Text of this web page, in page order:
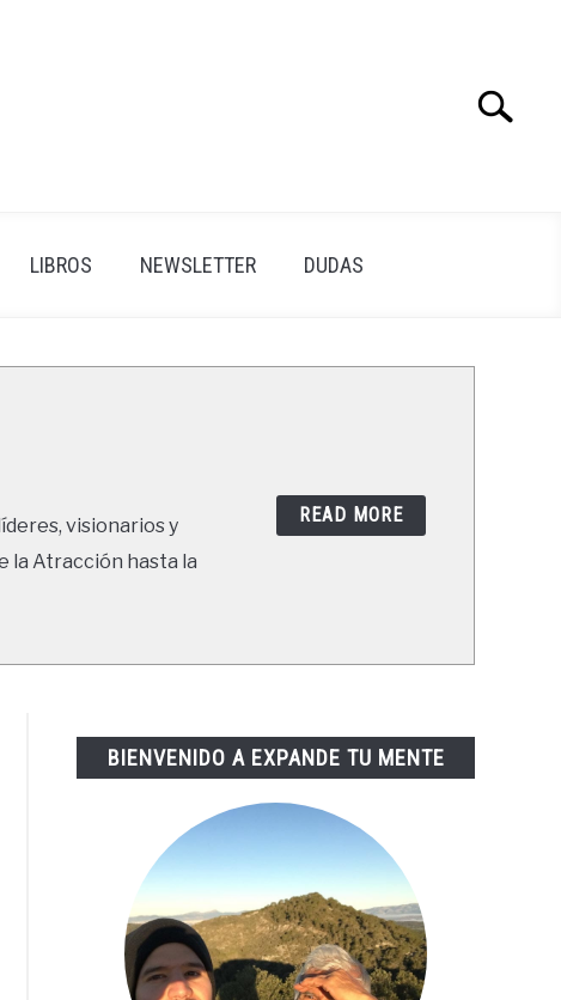
Search
LIBROS NEWSLETTER DUDAS
visionarios y
la Atracción hasta la
READ MORE
BIENVENIDO A EXPANDE TU MENTE